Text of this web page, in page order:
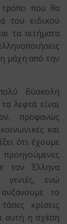
τρόπο που θα
του ειδικού
τα αιτήματα
μάχη από την
δύσκολη
λεφτά είναι
προφανώς
και
ότι έχουμε
τον Έλληνα
γενιές, ενώ
το
κρίσεις
αυτή η σχέση